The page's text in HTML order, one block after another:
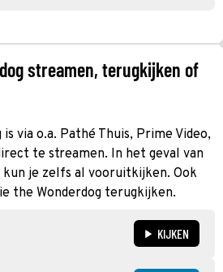
streamen, terugkijken of
via o.a. Pathé Thuis, Prime Video,
te streamen. In het geval van
kun je zelfs al vooruitkijken. Ook
the Wonderdog terugkijken.
KIJKEN